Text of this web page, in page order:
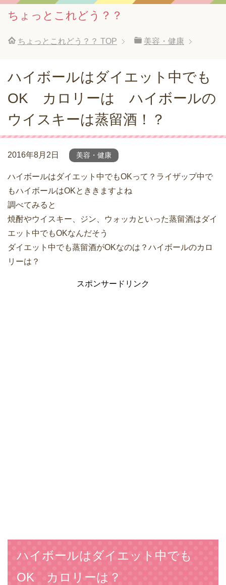
ちょっとこれどう？？
ちょっとこれどう？？ TOP 美容・健康
ハイボールはダイエット中でも
OK カロリーは ハイボールの
ウイスキーは蒸留酒！？
2016年8月2日 美容・健康
ハイボールはダイエット中でもOKって？ライザップ中で
もハイボールはOKとききますよね
調べてみると
焼酎やウイスキー、ジン、ウォッカといった蒸留酒はダイ
エット中でもOKなんだそう
ダイエット中でも蒸留酒がOKなのは？ハイボールのカロ
リーは？
スポンサードリンク
ハイボールはダイエット中でも
OK カロリーは？